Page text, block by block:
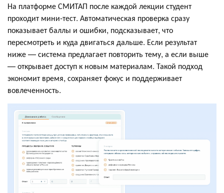
На платформе СМИТАП после каждой лекции студент
проходит мини-тест. Автоматическая проверка сразу
показывает баллы и ошибки, подсказывает, что
пересмотреть и куда двигаться дальше. Если результат
ниже — система предлагает повторить тему, а если выше
— открывает доступ к новым материалам. Такой подход
экономит время, сохраняет фокус и поддерживает
вовлеченность.